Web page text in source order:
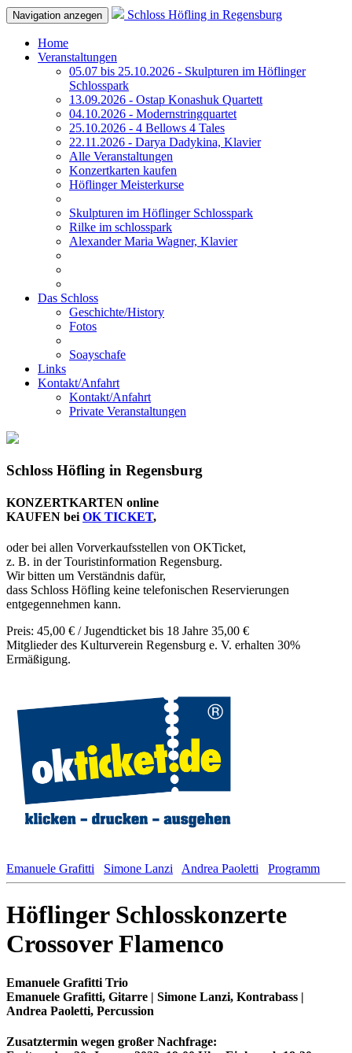
Navigation anzegen Schloss Höfling in Regensburg
Home
Veranstaltungen
05.07 bis 25.10.2026 - Skulpturen im Höflinger
Schlosspark
13.09.2026 - Ostap Konashuk Quartett
04.10.2026 - Modernstringquartet
25.10.2026 - 4 Bellows 4 Tales
22.11.2026 - Darya Dadykina, Klavier
Alle Veranstaltungen
Konzertkarten kaufen
Höflinger Meisterkurse
Skulpturen im Höflinger Schlosspark
Rilke im schlosspark
Alexander Maria Wagner, Klavier
Das Schloss
Geschichte/History
Fotos
Soayschafe
Links
Kontakt/Anfahrt
Kontakt/Anfahrt
Private Veranstaltungen
Schloss Höfling in Regensburg
KONZERTKARTEN online
KAUFEN bei OK TICKET,
oder bei allen Vorverkaufsstellen von OKTicket,
z. B. in der Touristinformation Regensburg.
Wir bitten um Verständnis dafür,
dass Schloss Höfling keine telefonischen Reservierungen
entgegennehmen kann.
Preis: 45,00 € / Jugendticket bis 18 Jahre 35,00 €
Mitglieder des Kulturverein Regensburg e. V. erhalten 30%
Ermäßigung.
Emanuele Grafitti Simone Lanzi Andrea Paoletti Programm
Höflinger Schlosskonzerte
Crossover Flamenco
Emanuele Grafitti Trio
Emanuele Grafitti, Gitarre | Simone Lanzi, Kontrabass |
Andrea Paoletti, Percussion
Zusatztermin wegen großer Nachfrage: